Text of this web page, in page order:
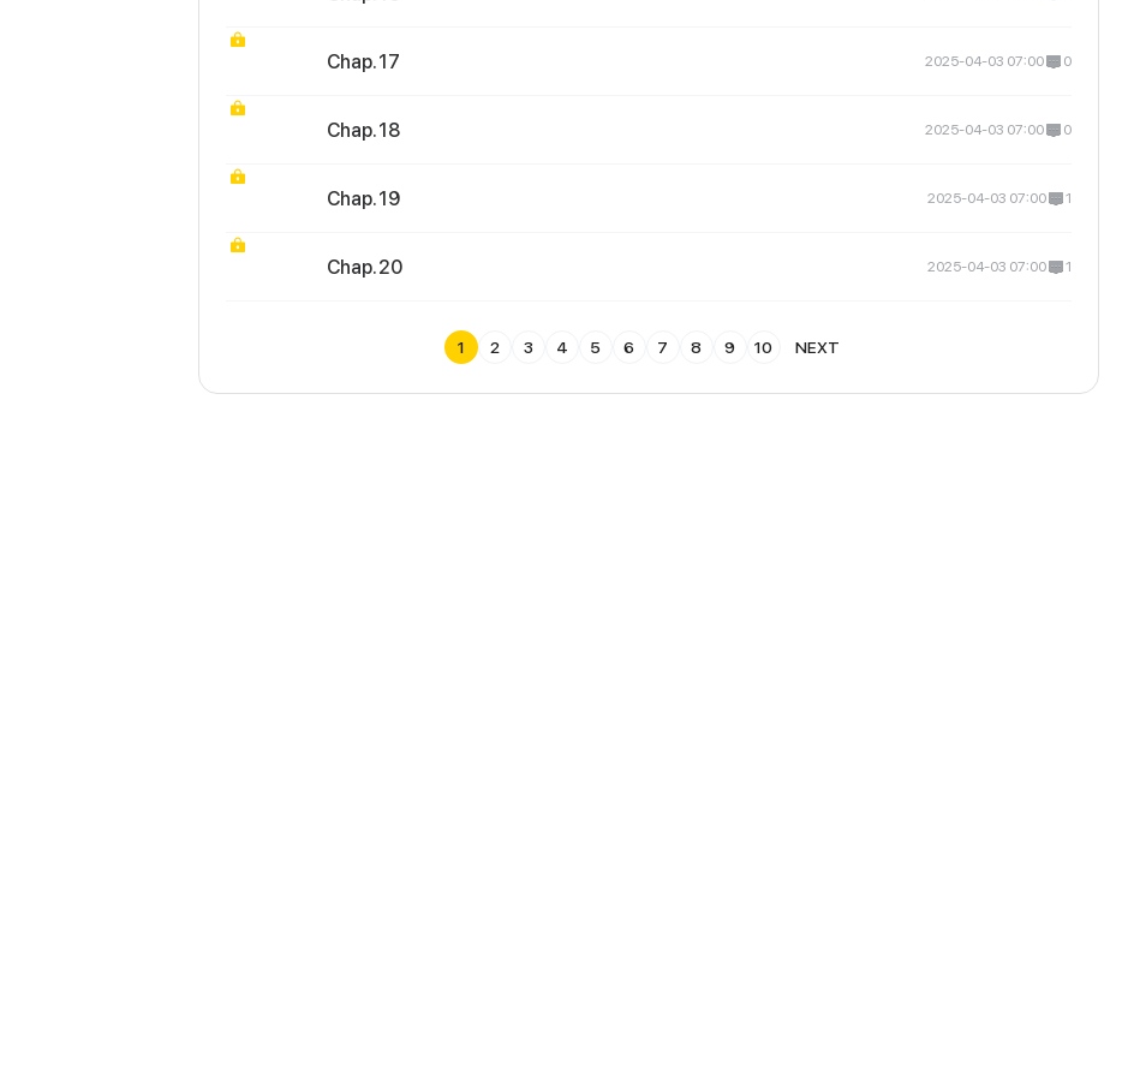
Chap. 17 2025-04-03 07:00 0
Chap. 18 2025-04-03 07:00 0
Chap. 19 2025-04-03 07:00 1
Chap. 20 2025-04-03 07:00 1
1 2 3 4 5 6 7 8 9 10 NEXT